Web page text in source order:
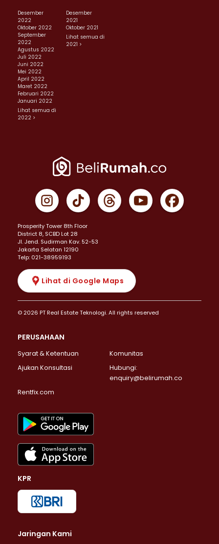
Desember
2022
Oktober 2022
September
2022
Agustus 2022
Juli 2022
Juni 2022
Mei 2022
April 2022
Maret 2022
Februari 2022
Januari 2022
Lihat semua di
2022 >
Desember
2021
Oktober 2021
Lihat semua di
2021 >
Prosperity Tower 8th Floor
District 8, SCBD Lot 28
JI. Jend. Sudirman Kav. 52-53
Jakarta Selatan 12190
Telp: 021-38959193
Lihat di Google Maps
© 2026 PT Real Estate Teknologi. All rights reserved
PERUSAHAAN
Syarat & Ketentuan
Komunitas
Ajukan Konsultasi
Hubungi:
enquiry@belirumah.co
Rentfix.com
KPR
Jaringan Kami